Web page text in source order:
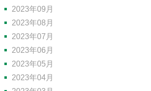
2023年09月
2023年08月
2023年07月
2023年06月
2023年05月
2023年04月